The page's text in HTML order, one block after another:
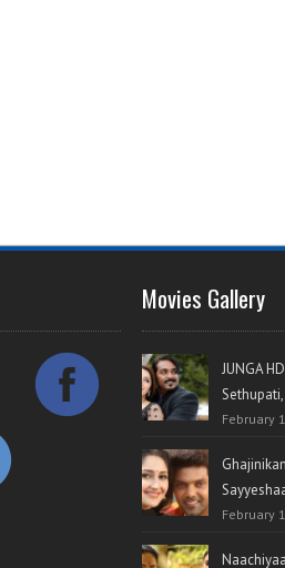
Movies Gallery
JUNGA
February
February